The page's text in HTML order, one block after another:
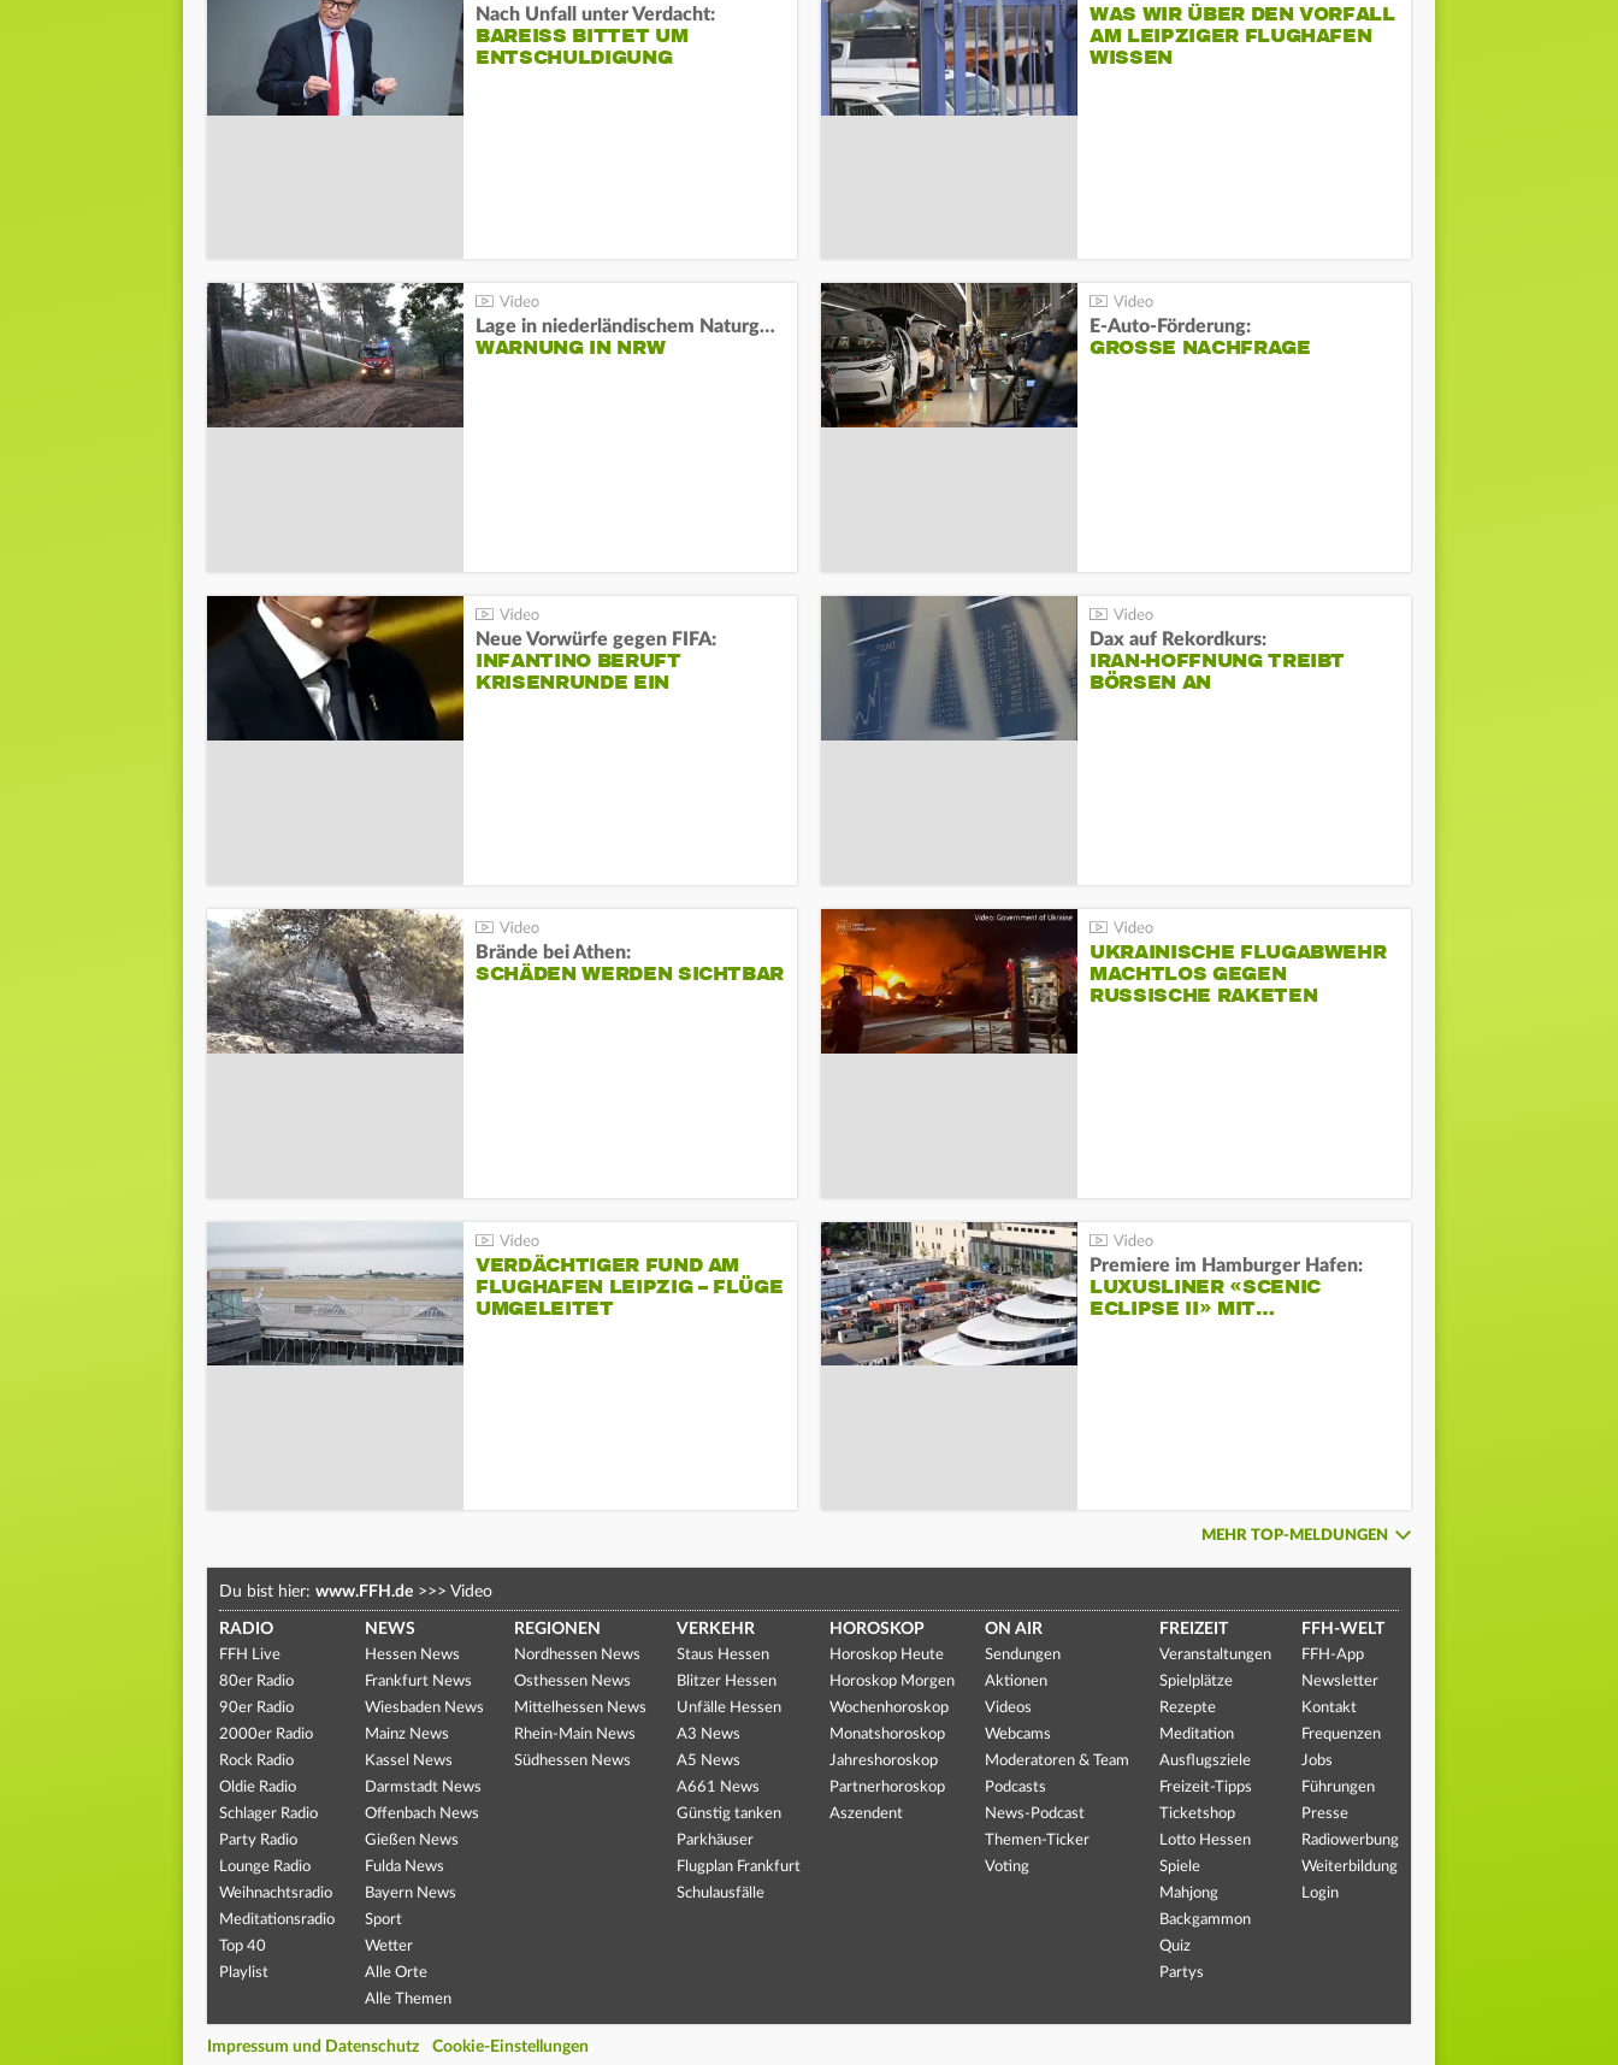
Nach Unfall unter Verdacht:
BAREISS BITTET UM E
NTSCHULDIGUNG
WAS WIR ÜBER DEN VORFALL
AM LEIPZIGER FLUGHAFEN
WISSEN
Lage in niederländischem Naturgebiet stabil
WARNUNG IN NRW
E-Auto-Förderung:
GROSSE NACHFRAGE
Neue Vorwürfe gegen FIFA:
INFANTINO BERUFT
KRISENRUNDE EIN
Dax auf Rekordkurs:
IRAN-HOFFNUNG TREIBT
BÖRSEN AN
Brände bei Athen:
SCHÄDEN WERDEN SICHTBAR
UKRAINISCHE FLUGABWEHR
MACHTLOS GEGEN
RUSSISCHE RAKETEN
VERDÄCHTIGER FUND AM
FLUGHAFEN LEIPZIG – FLÜGE
UMGELEITET
Premiere im Hamburger Hafen:
LUXUSLINER «SCENIC
ECLIPSE II» MIT…
MEHR TOP-MELDUNGEN
Du bist hier: www.FFH.de >>> Video
RADIO
FFH Live
80er Radio
90er Radio
2000er Radio
Rock Radio
Oldie Radio
Schlager Radio
Party Radio
Lounge Radio
Weihnachtsradio
Meditationsradio
Top 40
Playlist
NEWS
Hessen News
Frankfurt News
Wiesbaden News
Mainz News
Kassel News
Darmstadt News
Offenbach News
Gießen News
Fulda News
Bayern News
Sport
Wetter
Alle Orte
Alle Themen
REGIONEN
Nordhessen News
Osthessen News
Mittelhessen News
Rhein-Main News
Südhessen News
VERKEHR
Staus Hessen
Blitzer Hessen
Unfälle Hessen
A3 News
A5 News
A661 News
Günstig tanken
Parkhäuser
Flugplan Frankfurt
Schulausfälle
HOROSKOP
Horoskop Heute
Horoskop Morgen
Wochenhoroskop
Monatshoroskop
Jahreshoroskop
Partnerhoroskop
Aszendent
ON AIR
Sendungen
Aktionen
Videos
Webcams
Moderatoren & Team
Podcasts
News-Podcast
Themen-Ticker
Voting
FREIZEIT
Veranstaltungen
Spielplätze
Rezepte
Meditation
Ausflugsziele
Freizeit-Tipps
Ticketshop
Lotto Hessen
Spiele
Mahjong
Backgammon
Quiz
Partys
FFH-WELT
FFH-App
Newsletter
Kontakt
Frequenzen
Jobs
Führungen
Presse
Radiowerbung
Weiterbildung
Login
Impressum und Datenschutz Cookie-Einstellungen